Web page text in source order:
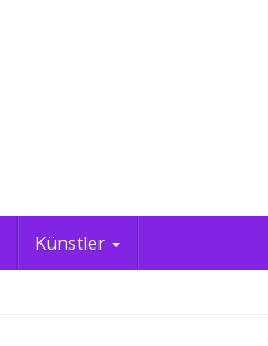
Künstler